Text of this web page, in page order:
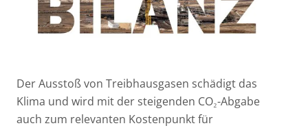
Der Ausstoß von Treibhausgasen schädigt das
Klima und wird mit der steigenden CO₂-Abgabe
auch zum relevanten Kostenpunkt für